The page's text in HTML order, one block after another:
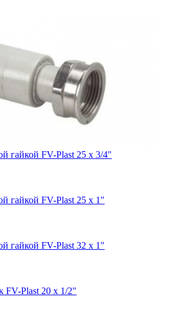
гайкой FV-Plast 25 x 3/4"
гайкой FV-Plast 25 x 1"
гайкой FV-Plast 32 x 1"
FV-Plast 20 x 1/2"